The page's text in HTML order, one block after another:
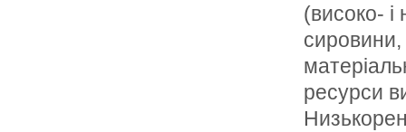
(високо- і
сировини,
ресурси